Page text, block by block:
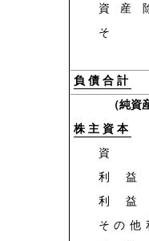
資産
そ
負債合計
（純資
株主資本
資
利
利
その他